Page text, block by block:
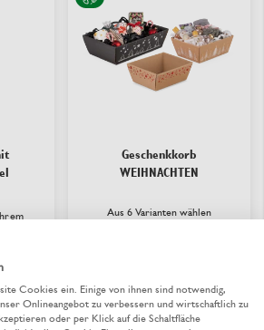
Geschenkkorb
WEIHNACHTEN
Aus 6 Varianten wählen
lieferbar
Cookies ein. Einige von ihnen sind notwendig,
Onlineangebot zu verbessern und wirtschaftlich zu
oder per Klick auf die Schaltfläche